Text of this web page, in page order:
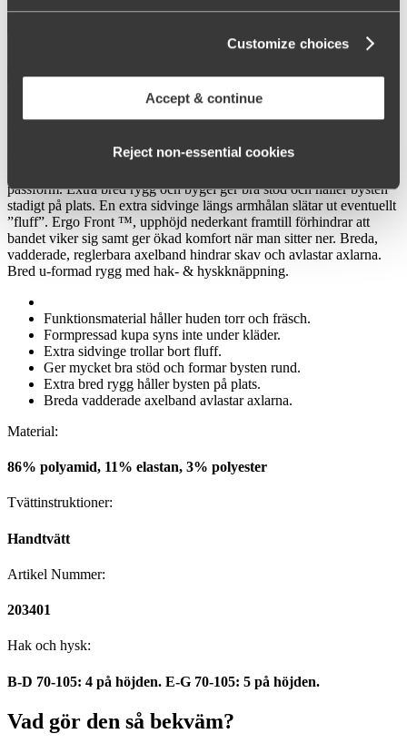
Customize choices
Accept & continue
Reject non‑essential cookies
Välj Storlek Köp
Den smarta bh:n Stay Fresh är tillverkad i ett funktionsmaterial som
är utvecklat för att hålla huden torr och fräsch även om du är varm.
direkt mot huden. Formpressad t-shirt bh med sömlösa kupor gör att
passform. Extra bred rygg och bygel ger bra stöd och håller bysten
stadigt på plats. En extra sidvinge längs armhålan slätar ut eventuellt
”fluff”. Ergo Front ™, upphöjd nederkant framtill förhindrar att
bandet viker sig samt ger ökad komfort när man sitter ner. Breda,
vadderade, reglerbara axelband hindrar skav och avlastar axlarna.
Bred u-formad rygg med hak- & hyskknäppning.
Funktionsmaterial håller huden torr och fräsch.
Formpressad kupa syns inte under kläder.
Extra sidvinge trollar bort fluff.
Ger mycket bra stöd och formar bysten rund.
Extra bred rygg håller bysten på plats.
Breda vadderade axelband avlastar axlarna.
Material:
86% polyamid, 11% elastan, 3% polyester
Tvättinstruktioner:
Handtvätt
Artikel Nummer:
203401
Hak och hysk:
B-D 70-105: 4 på höjden. E-G 70-105: 5 på höjden.
Vad gör den så bekväm?